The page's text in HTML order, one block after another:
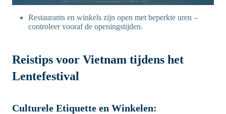
Restaurants en winkels zijn open met beperkte uren –
controleer vooraf de openingstijden.
Reistips voor Vietnam tijdens het
Lentefestival
Culturele Etiquette en Winkelen: